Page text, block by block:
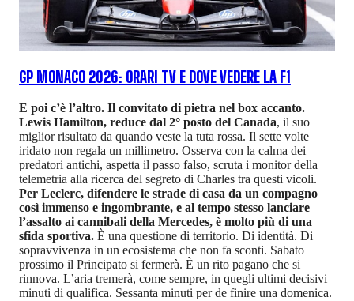
GP MONACO 2026: ORARI TV E DOVE VEDERE LA F1
E poi c’è l’altro. Il convitato di pietra nel box accanto.
Lewis Hamilton, reduce dal 2° posto del Canada, il suo
miglior risultato da quando veste la tuta rossa. Il sette volte
iridato non regala un millimetro. Osserva con la calma dei
predatori antichi, aspetta il passo falso, scruta i monitor della
telemetria alla ricerca del segreto di Charles tra questi vicoli.
Per Leclerc, difendere le strade di casa da un compagno
così immenso e ingombrante, e al tempo stesso lanciare
l’assalto ai cannibali della Mercedes, è molto più di una
sfida sportiva. È una questione di territorio. Di identità. Di
sopravvivenza in un ecosistema che non fa sconti. Sabato
prossimo il Principato si fermerà. È un rito pagano che si
rinnova. L’aria tremerà, come sempre, in quegli ultimi decisivi
minuti di qualifica. Sessanta minuti per de finire una domenica.